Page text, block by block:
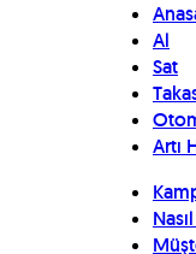
Al
Sat
Artı